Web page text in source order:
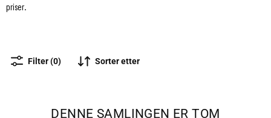
priser.
Filter (0) Sorter etter
DENNE SAMLINGEN ER TOM